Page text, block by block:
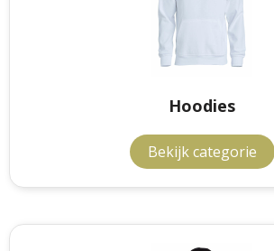
Hoodies
Bekijk categorie